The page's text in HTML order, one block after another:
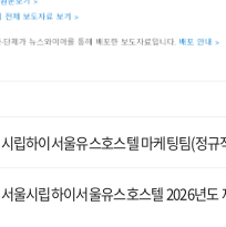
시립하이서울유스호스텔 마케팅팀(정규
서울시립하이서울유스호스텔 2026년도